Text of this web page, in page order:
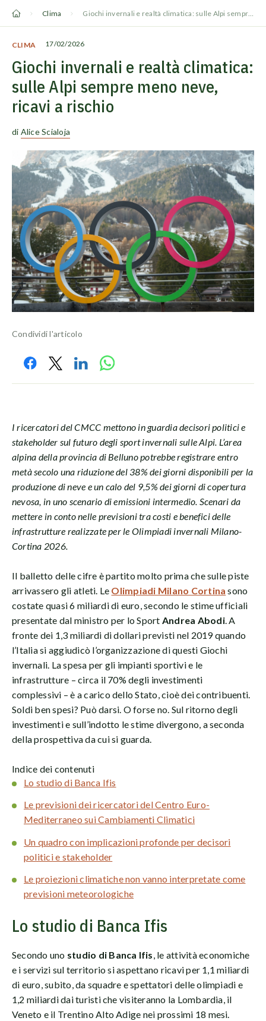
Clima Giochi invernali e realtà climatica: sulle Alpi sempre meno neve, ricavi a rischio
CLIMA 17/02/2026
Giochi invernali e realtà climatica:
sulle Alpi sempre meno neve,
ricavi a rischio
di Alice Scialoja
Condividi l'articolo
I ricercatori del CMCC mettono in guardia decisori politici e
stakeholder sul futuro degli sport invernali sulle Alpi. L’area
alpina della provincia di Belluno potrebbe registrare entro
metà secolo una riduzione del 38% dei giorni disponibili per la
produzione di neve e un calo del 9,5% dei giorni di copertura
nevosa, in uno scenario di emissioni intermedio. Scenari da
mettere in conto nelle previsioni tra costi e benefici delle
infrastrutture realizzate per le Olimpiadi invernali Milano-
Cortina 2026.
Il balletto delle cifre è partito molto prima che sulle piste
arrivassero gli atleti. Le Olimpiadi Milano Cortina sono
costate quasi 6 miliardi di euro, secondo le stime ufficiali
presentate dal ministro per lo Sport Andrea Abodi. A
fronte dei 1,3 miliardi di dollari previsti nel 2019 quando
l’Italia si aggiudicò l’organizzazione di questi Giochi
invernali. La spesa per gli impianti sportivi e le
infrastrutture – circa il 70% degli investimenti
complessivi – è a carico dello Stato, cioè dei contribuenti.
Soldi ben spesi? Può darsi. O forse no. Sul ritorno degli
investimenti e sull’indotto le stime divergono, a seconda
della prospettiva da cui si guarda.
Indice dei contenuti
Lo studio di Banca Ifis
Le previsioni dei ricercatori del Centro Euro-
Mediterraneo sui Cambiamenti Climatici
Un quadro con implicazioni profonde per decisori
politici e stakeholder
Le proiezioni climatiche non vanno interpretate come
previsioni meteorologiche
Lo studio di Banca Ifis
Secondo uno studio di Banca Ifis, le attività economiche
e i servizi sul territorio si aspettano ricavi per 1,1 miliardi
di euro, subito, da squadre e spettatori delle olimpiadi e
1,2 miliardi dai turisti che visiteranno la Lombardia, il
Veneto e il Trentino Alto Adige nei prossimi 18 mesi.